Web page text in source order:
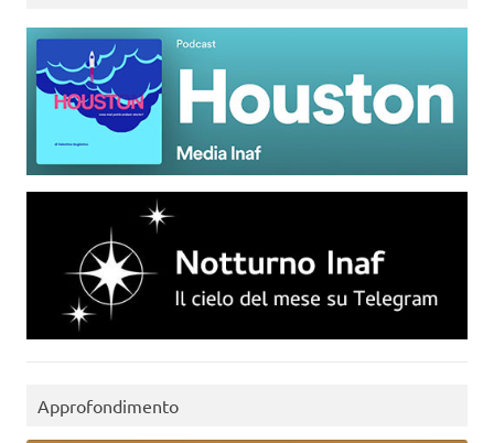
Approfondimento